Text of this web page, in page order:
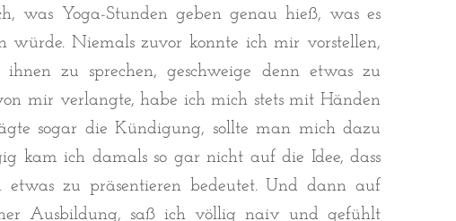
was Yoga-Stunden geben genau hieß, was es
würde. Niemals zuvor konnte ich mir vorstellen,
zu sprechen, geschweige denn etwas zu
mir verlangte, habe ich mich stets mit Händen
sogar die Kündigung, sollte man mich dazu
kam ich damals so gar nicht auf die Idee, dass
etwas zu präsentieren bedeutet. Und dann auf
Ausbildung, saß ich völlig naiv und gefühlt